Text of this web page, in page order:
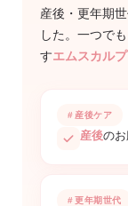
産後・更年期
した。一つで
すエムスカルプ
産後ケア
産後の
更年期世代